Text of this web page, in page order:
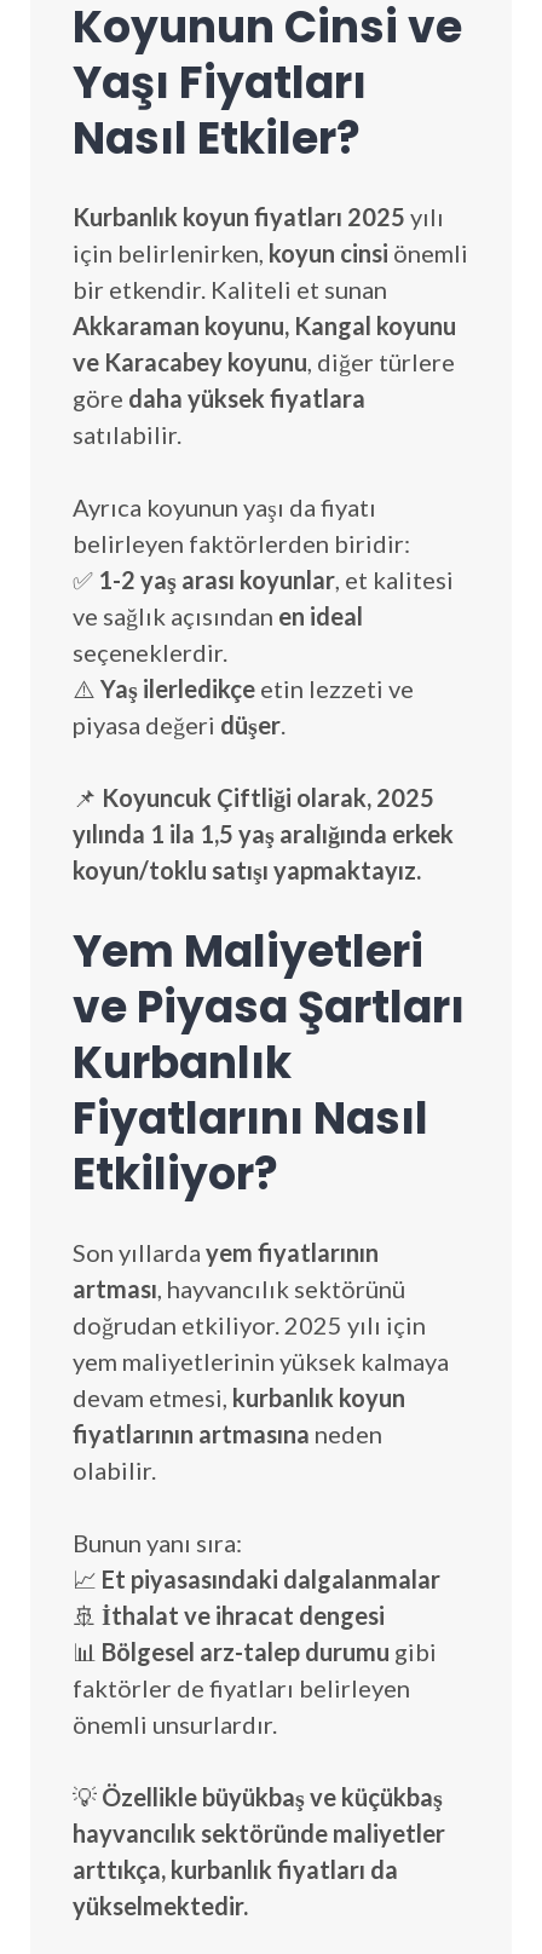
Koyunun Cinsi ve
Yaşı Fiyatları
Nasıl Etkiler?
Kurbanlık koyun fiyatları 2025 yılı
için belirlenirken, koyun cinsi önemli
bir etkendir. Kaliteli et sunan
Akkaraman koyunu, Kangal koyunu
ve Karacabey koyunu, diğer türlere
göre daha yüksek fiyatlara
satılabilir.
Ayrıca koyunun yaşı da fiyatı
belirleyen faktörlerden biridir:
✅ 1-2 yaş arası koyunlar, et kalitesi
ve sağlık açısından en ideal
seçeneklerdir.
⚠️Yaş ilerledikçe etin lezzeti ve
piyasa değeri düşer.
📌 Koyuncuk Çiftliği olarak, 2025
yılında 1 ila 1,5 yaş aralığında erkek
koyun/toklu satışı yapmaktayız.
Yem Maliyetleri
ve Piyasa Şartları
Kurbanlık
Fiyatlarını Nasıl
Etkiliyor?
Son yıllardayem fiyatlarının
artması, hayvancılık sektörünü
doğrudan etkiliyor. 2025 yılı için
yem maliyetlerinin yüksek kalmaya
devam etmesi, kurbanlık koyun
fiyatlarının artmasına neden
olabilir.
Bunun yanı sıra:
📈 Et piyasasındaki dalgalanmalar
🚢İthalat ve ihracat dengesi
📊 Bölgesel arz-talep durumu gibi
faktörler de fiyatları belirleyen
önemli unsurlardır.
💡 Özellikle büyükbaş ve küçükbaş
hayvancılık sektöründe maliyetler
arttıkça, kurbanlık fiyatları da
yükselmektedir.